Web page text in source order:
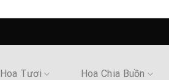
Hoa Tươi Hoa Chia Buồn